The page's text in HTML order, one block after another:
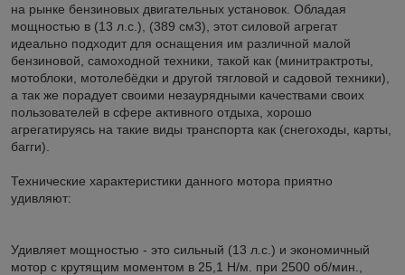
на рынке бензиновых двигательных установок. Обладая
мощностью в (13 л.с.), (389 см3), этот силовой агрегат
идеально подходит для оснащения им различной малой
бензиновой, самоходной техники, такой как (минитрактроты,
мотоблоки, мотолебёдки и другой тягловой и садовой техники),
а так же порадует своими незаурядными качествами своих
пользователей в сфере активного отдыха, хорошо
агрегатируясь на такие виды транспорта как (снегоходы, карты,
багги).
Технические характеристики данного мотора приятно
удивляют:
Удивляет мощностью - это сильный (13 л.с.) и экономичный
мотор с крутящим моментом в 25,1 Н/м. при 2500 об/мин.,